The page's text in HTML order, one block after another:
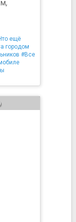
ещё
городом
#Все